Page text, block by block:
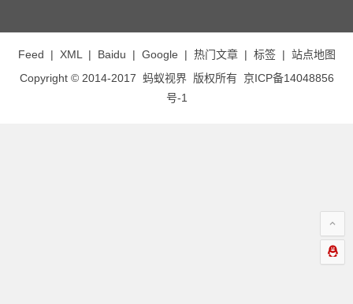
Feed | XML | Baidu | Google | 热门文章| 标签| 站点地图
Copyright © 2014-2017 蚂蚁视界版权所有 京ICP备14048856
号-1